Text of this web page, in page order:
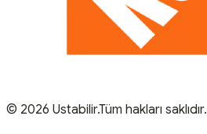
© 2026 Ustabilir.Tüm hakları saklıdır.